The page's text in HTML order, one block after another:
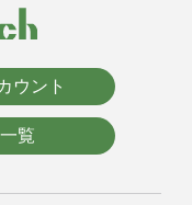
ウント
覧